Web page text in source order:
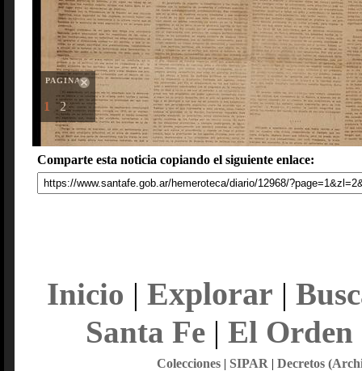
PAGINAS
1 2
Comparte esta noticia copiando el siguiente enlace:
Inicio | Explorar |
Santa Fe| El Orden
Colecciones| SIPAR | Decretos